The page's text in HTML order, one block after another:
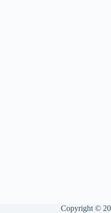
Copyright ©